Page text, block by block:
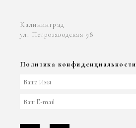
Калининград
ул. Петрозаводская 98
Политика конфиденциальности